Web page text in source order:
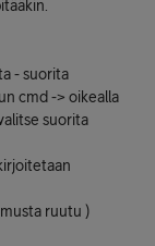
- suorita
cmd -> oikealla
suorita
ruutu )